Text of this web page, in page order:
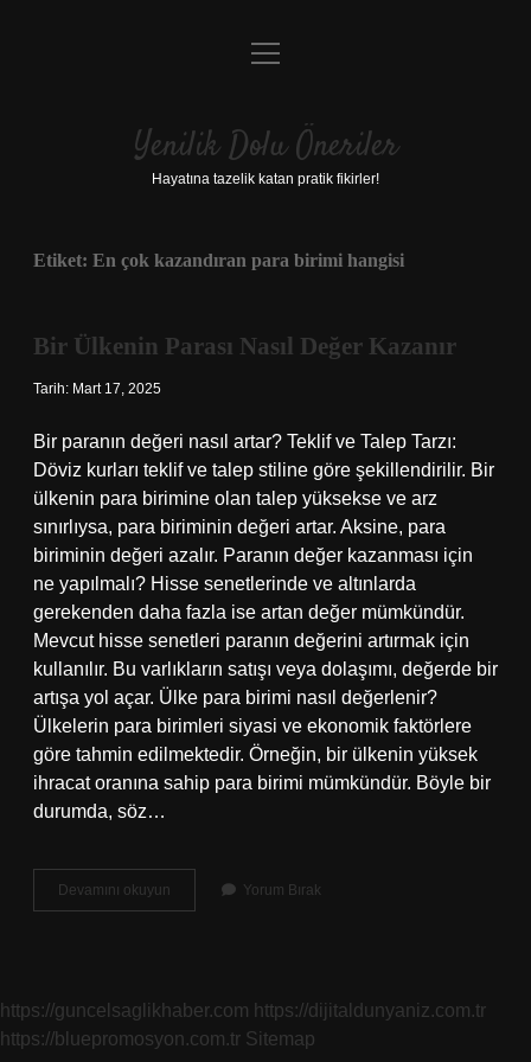
Anasayfa
Yasal Uyarı
menüyü
Yenilik Dolu Öneriler
Hayatına tazelik katan pratik fikirler!
Etiket: En çok kazandıran para birimi hangisi
Bir Ülkenin Parası Nasıl Değer Kazanır
Tarih: Mart 17, 2025
Bir paranın değeri nasıl artar? Teklif ve Talep Tarzı:
Döviz kurları teklif ve talep stiline göre şekillendirilir. Bir
ülkenin para birimine olan talep yüksekse ve arz
sınırlıysa, para biriminin değeri artar. Aksine, para
biriminin değeri azalır. Paranın değer kazanması için
ne yapılmalı? Hisse senetlerinde ve altınlarda
gerekenden daha fazla ise artan değer mümkündür.
Mevcut hisse senetleri paranın değerini artırmak için
kullanılır. Bu varlıkların satışı veya dolaşımı, değerde bir
artışa yol açar. Ülke para birimi nasıl değerlenir?
Ülkelerin para birimleri siyasi ve ekonomik faktörlere
göre tahmin edilmektedir. Örneğin, bir ülkenin yüksek
ihracat oranına sahip para birimi mümkündür. Böyle bir
durumda, söz…
Devamını okuyun
Ülkenin
Yorum Bırak
https://guncelsaglikhaber.com https://dijitaldunyaniz.com.tr
https://bluepromosyon.com.tr Sitemap